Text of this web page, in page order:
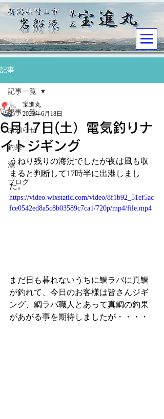
記事
記事一覧
お知らせ
釣果
漁
ブログ
記事一覧
6月17日(土）電気釣りナ
イトジギング
宝進丸
2023年6月18日
うねり残りの海況でしたが夜は風も収
まると判断して17時半に出港しまし
た。
https://video.wixstatic.com/video/8f1b92_51ef5ac
fce0542ed8a5c8b03589c7ca1/720p/mp4/file.mp4
まだ日も暮れないうちに鯛ラバに真鯛
が釣れて、今日のお客様は皆さんジギ
ング、鯛ラバ職人とあって真鯛の釣果
があがる事を期待しましたが・・・・